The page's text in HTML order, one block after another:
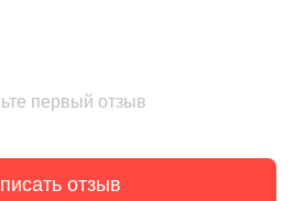
первый отзыв
отзыв